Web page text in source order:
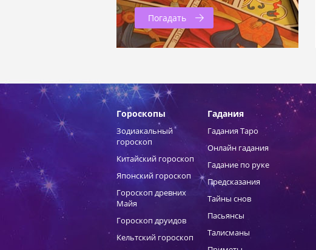
Погадать
Гороскопы
Зодиакальный
гороскоп
Китайский гороскоп
Японский гороскоп
Гороскоп древних
Майя
Гороскоп друидов
Кельтский гороскоп
Гадания
Гадания Таро
Онлайн гадания
Гадание по руке
Предсказания
Тайны снов
Пасьянсы
Талисманы